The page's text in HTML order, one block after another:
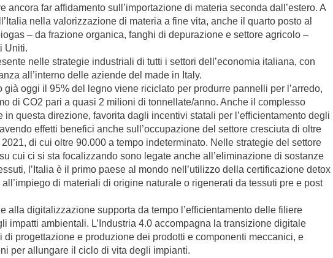
ancora far affidamento sull’importazione di materia seconda dall’estero. A
nella valorizzazione di materia a fine vita, anche il quarto posto al
– da frazione organica, fanghi di depurazione e settore agricolo –
Uniti.
nelle strategie industriali di tutti i settori dell’economia italiana, con
all’interno delle aziende del made in Italy.
oggi il 95% del legno viene riciclato per produrre pannelli per l’arredo,
di CO2 pari a quasi 2 milioni di tonnellate/anno. Anche il complesso
in questa direzione, favorita dagli incentivi statali per l’efficientamento degli
effetti benefici anche sull’occupazione del settore cresciuta di oltre
di cui oltre 90.000 a tempo indeterminato. Nelle strategie del settore
cui ci si sta focalizzando sono legate anche all’eliminazione di sostanze
l’Italia è il primo paese al mondo nell’utilizzo della certificazione detox
di materiali di origine naturale o rigenerati da tessuti pre e post
alla digitalizzazione supporta da tempo l’efficientamento delle filiere
impatti ambientali. L’Industria 4.0 accompagna la transizione digitale
di progettazione e produzione dei prodotti e componenti meccanici, e
per allungare il ciclo di vita degli impianti.